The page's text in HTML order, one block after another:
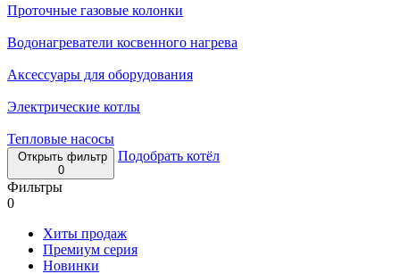
Проточные газовые колонки
Водонагреватели косвенного нагрева
Аксессуары для оборудования
Электрические котлы
Тепловые насосы
Открыть фильтр
0
Подобрать котёл
Фильтры
0
Хиты продаж
Премиум серия
Новинки